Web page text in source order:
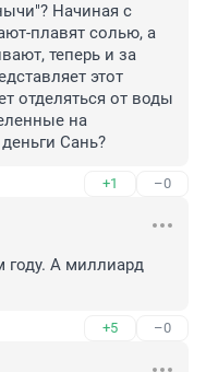
Начиная с
плавят солью, а
теперь и за
этот
отделяться от воды
на
Сань?
+1 –0
году. А миллиард
+5 –0